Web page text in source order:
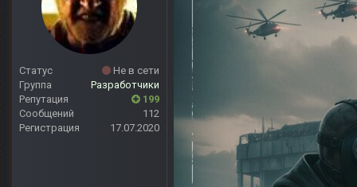
Статус
Не в сети
Группа
Разработчики
Репутация
199
Сообщений
112
Регистрация
17.07.2020